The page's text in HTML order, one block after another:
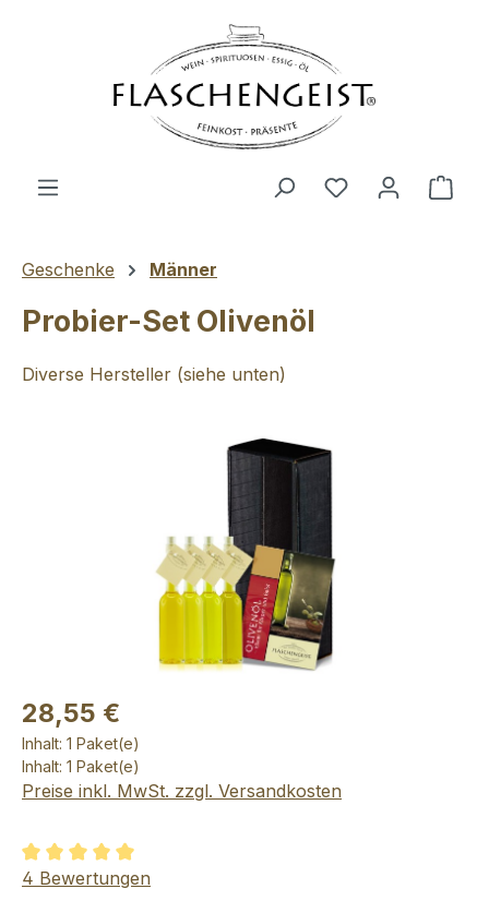
Du hast 0
Geschenke Männer
Probier-Set Olivenöl
Diverse Hersteller (siehe unten)
Bildergalerie überspringen
28,55 €
Inhalt: 1 Paket(e)
Inhalt: 1 Paket(e)
Preise inkl. MwSt. zzgl. Versandkosten
Durchschnittliche Bewertung von 5 von 5 Sternen
4 Bewertungen